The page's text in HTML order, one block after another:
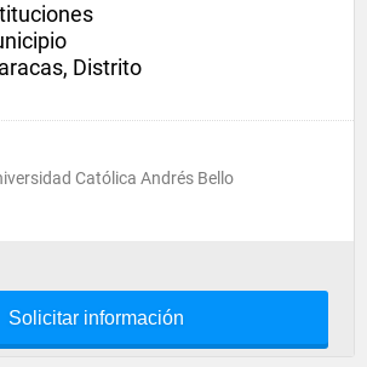
Distrito
Católica Andrés Bello
Solicitar información